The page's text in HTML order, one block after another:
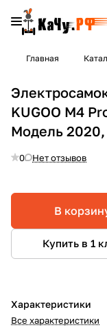
Главная
KUGOO M4
Модель
0 Нет отзывов
В
Купить в 1
Характеристики
Все характеристики